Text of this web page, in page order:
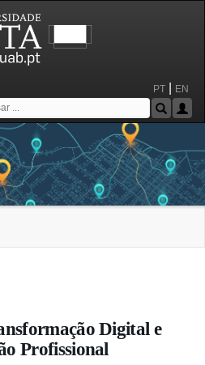
PT EN
Digital e
Profissional